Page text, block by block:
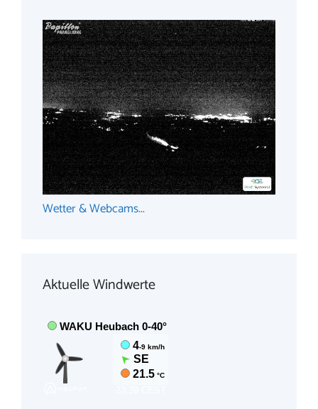
Wetter & Webcams...
Aktuelle Windwerte